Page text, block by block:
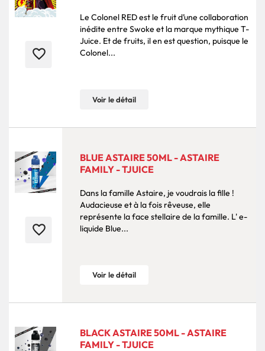
favorite_border
Le Colonel RED est le fruit d’une collaboration
inédite entre Swoke et la marque mythique T-
Juice. Et de fruits, il en est question, puisque le
Colonel...
Voir le détail
favorite_border
BLUE ASTAIRE 50ML - ASTAIRE
FAMILY - TJUICE
Dans la famille Astaire, je voudrais la fille !
Audacieuse et à la fois rêveuse, elle
représente la face stellaire de la famille. L' e-
liquide Blue...
Voir le détail
BLACK ASTAIRE 50ML - ASTAIRE
FAMILY - TJUICE